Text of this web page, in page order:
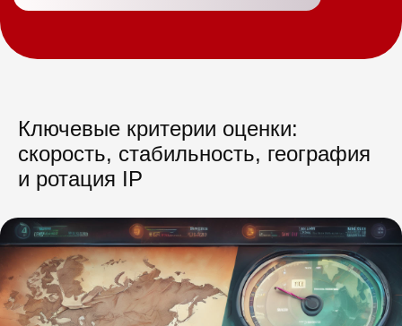
Ключевые критерии оценки:
скорость, стабильность, география
и ротация IP